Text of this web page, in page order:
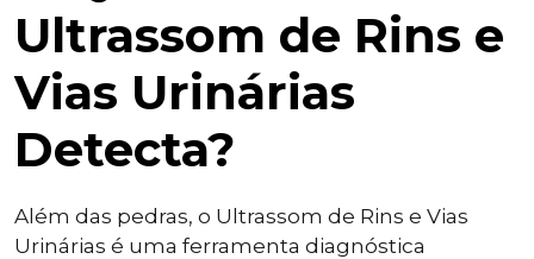
Ultrassom de Rins e
Vias Urinárias
Detecta?
Além das pedras, o Ultrassom de Rins e Vias
Urinárias é uma ferramenta diagnóstica